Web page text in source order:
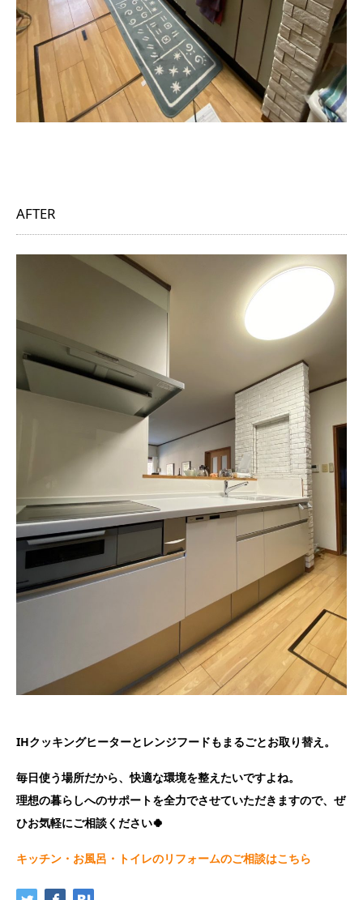
AFTER
IHクッキングヒーターとレンジフードもまるごとお取り替え。
毎日使う場所だから、快適な環境を整えたいですよね。
理想の暮らしへのサポートを全力でさせていただきますので、ぜ
ひお気軽にご相談ください🍀
キッチン・お風呂・トイレのリフォームのご相談はこちら